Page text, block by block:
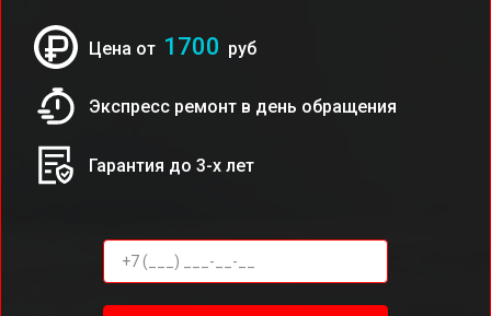
Цена от 1700 руб
Экспресс ремонт в день обращения
Гарантия до 3-х лет